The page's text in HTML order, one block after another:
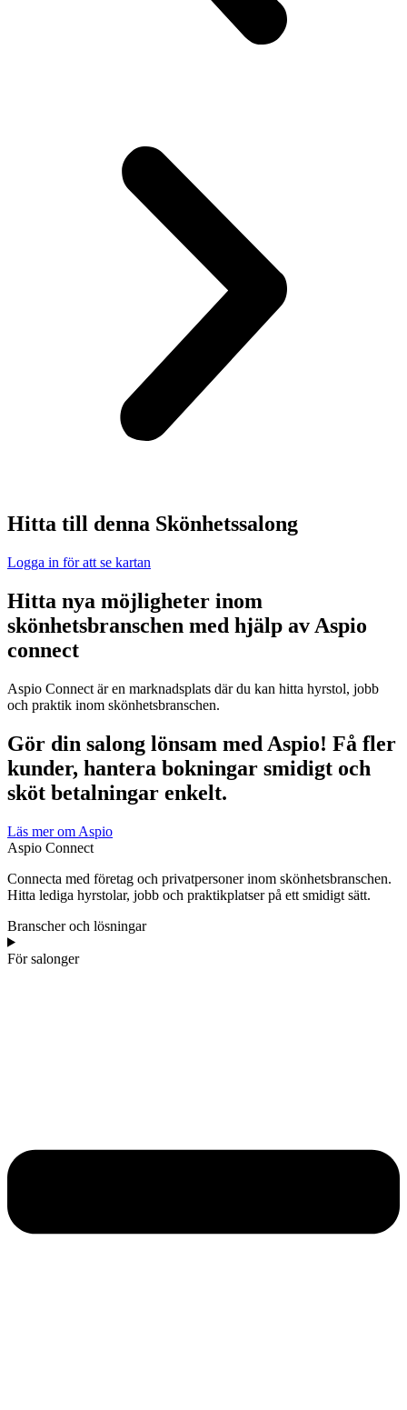
Hitta till denna Skönhetssalong
Logga in för att se kartan
Hitta nya möjligheter inom
skönhetsbranschen med hjälp av Aspio
connect
Aspio Connect är en marknadsplats där du kan hitta hyrstol, jobb
och praktik inom skönhetsbranschen.
Gör din salong lönsam med Aspio! Få fler
kunder, hantera bokningar smidigt och
sköt betalningar enkelt.
Läs mer om Aspio
Aspio Connect
Connecta med företag och privatpersoner inom skönhetsbranschen.
Hitta lediga hyrstolar, jobb och praktikplatser på ett smidigt sätt.
Branscher och lösningar
För salonger